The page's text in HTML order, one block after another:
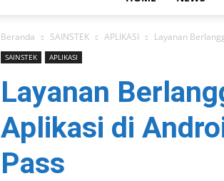
Beranda SAINSTEK APLIKASI Layanan
SAINSTEK APLIKASI
Layanan
Aplikasi di
Pass